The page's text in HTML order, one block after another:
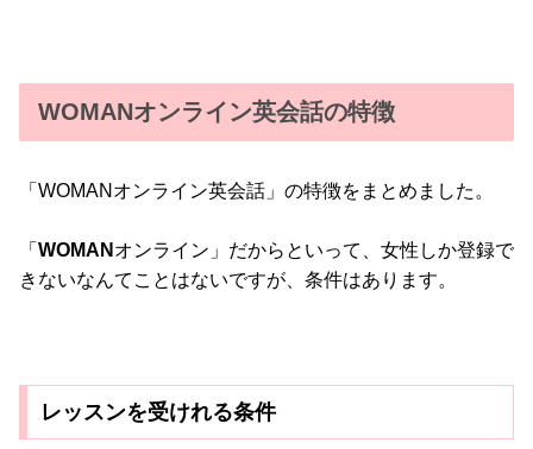
WOMANオンライン英会話の特徴
「WOMANオンライン英会話」の特徴をまとめました。
「 WOMAN オンライン」だからといって、女性しか登録で
きないなんてことはないですが、条件はあります。
レッスンを受けれる条件